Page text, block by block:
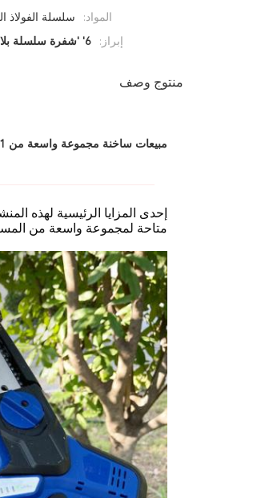
المواد: سلسلة الفولاذ
إبراز: 6' 'شفرة سلسلة بلا سلك
منتوج وصف
مبيعات ساخنة مجموعة واسعة من 21 فولت بطارية مرشة سلسلة بلا سلك محترفة قطع 6 '
إحدى المزايا الرئيسية لهذه
متاحة لمجموعة واسعة من